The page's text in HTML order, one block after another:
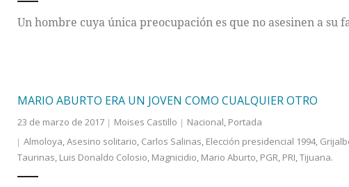
Un hombre cuya única preocupación es que no asesinen a su
MARIO ABURTO ERA UN JOVEN COMO CUALQUIER OTRO
23 de marzo de 2017 Moises Castillo Nacional Portada
Almoloya Asesino solitario Carlos Salinas Elección presidencial 1994,
Taurinas Luis Donaldo Colosio Magnicidio Mario Aburto PGR PRI Tijuana.